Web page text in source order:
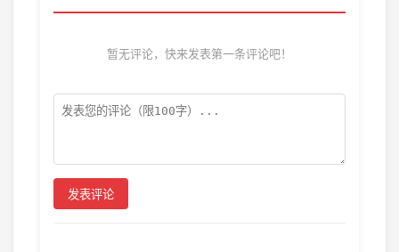
暂无评论，快来发表第一条评论吧！
发表评论